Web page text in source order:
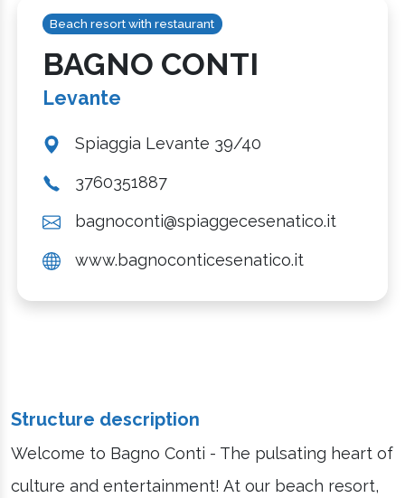
Beach resort with restaurant
BAGNO CONTI
Levante
Spiaggia Levante 39/40
3760351887
bagnoconti@spiaggecesenatico.it
www.bagnoconticesenatico.it
Structure description
Welcome to Bagno Conti - The pulsating heart of
culture and entertainment! At our beach resort,